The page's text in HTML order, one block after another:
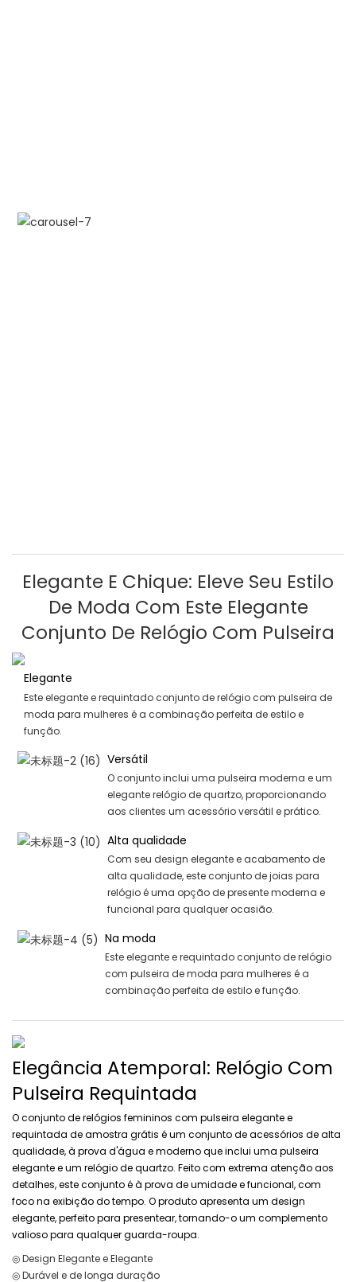
Elegante E Chique: Eleve Seu Estilo
De Moda Com Este Elegante
Conjunto De Relógio Com Pulseira
Elegante
Este elegante e requintado conjunto de relógio com pulseira de
moda para mulheres é a combinação perfeita de estilo e
função.
Versátil
O conjunto inclui uma pulseira moderna e um
elegante relógio de quartzo, proporcionando
aos clientes um acessório versátil e prático.
Alta qualidade
Com seu design elegante e acabamento de
alta qualidade, este conjunto de joias para
relógio é uma opção de presente moderna e
funcional para qualquer ocasião.
Na moda
Este elegante e requintado conjunto de relógio
com pulseira de moda para mulheres é a
combinação perfeita de estilo e função.
Elegância Atemporal: Relógio Com
Pulseira Requintada
O conjunto de relógios femininos com pulseira elegante e
requintada de amostra grátis é um conjunto de acessórios de alta
qualidade, à prova d'água e moderno que inclui uma pulseira
elegante e um relógio de quartzo. Feito com extrema atenção aos
detalhes, este conjunto é à prova de umidade e funcional, com
foco na exibição do tempo. O produto apresenta um design
elegante, perfeito para presentear, tornando-o um complemento
valioso para qualquer guarda-roupa.
◎ Design Elegante e Elegante
◎ Durável e de longa duração